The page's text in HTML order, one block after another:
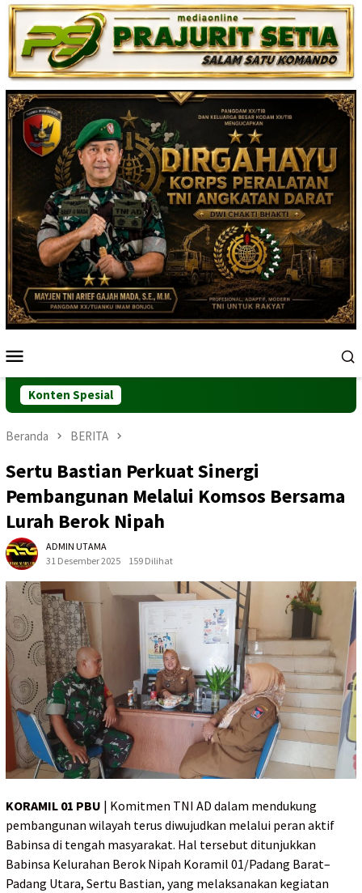
Loncat
ke
konten
Mobile
Konten Spesial
Beranda BERITA
Sertu Bastian Perkuat Sinergi
Pembangunan Melalui Komsos Bersama
Lurah Berok Nipah
ADMIN UTAMA
31 Desember 2025
159 Dilihat
KORAMIL 01 PBU | Komitmen TNI AD dalam mendukung
pembangunan wilayah terus diwujudkan melalui peran aktif
Babinsa di tengah masyarakat. Hal tersebut ditunjukkan
Babinsa Kelurahan Berok Nipah Koramil 01/Padang Barat–
Padang Utara, Sertu Bastian, yang melaksanakan kegiatan